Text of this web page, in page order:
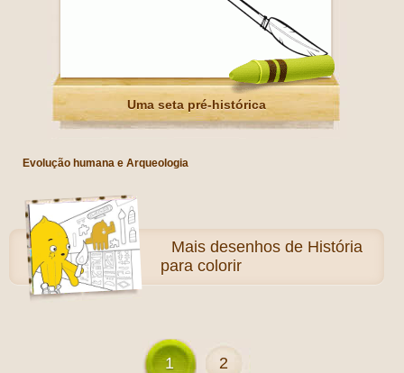
Uma seta pré-histórica
Evolução humana e Arqueologia
Mais desenhos de História
para colorir
1 2